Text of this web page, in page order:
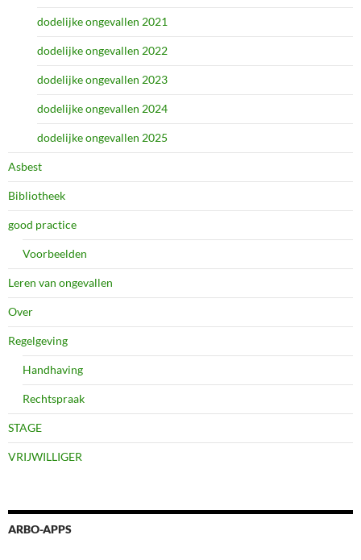
dodelijke ongevallen 2021
dodelijke ongevallen 2022
dodelijke ongevallen 2023
dodelijke ongevallen 2024
dodelijke ongevallen 2025
Asbest
Bibliotheek
good practice
Voorbeelden
Leren van ongevallen
Over
Regelgeving
Handhaving
Rechtspraak
STAGE
VRIJWILLIGER
ARBO-APPS